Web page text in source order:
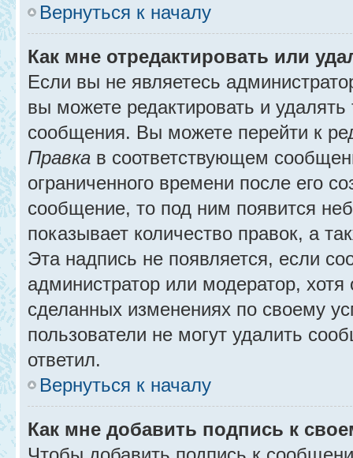
Вернуться к началу
Как мне отредактировать или
Если вы не являетесь
вы можете редактировать и
сообщения. Вы можете перейти к
Правка в соответствующем
ограниченного времени после его
сообщение, то под ним появится
показывает количество правок, а
Эта надпись не появляется, если
администратор или модератор,
сделанных изменениях по своему
пользователи не могут удалить
ответил.
Вернуться к началу
Как мне добавить подпись к